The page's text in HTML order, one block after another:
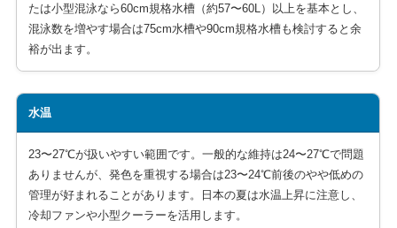
たは小型混泳なら60cm規格水槽（約57〜60L）以上を基本とし、
混泳数を増やす場合は75cm水槽や90cm規格水槽も検討すると余
裕が出ます。
水温
23〜27℃が扱いやすい範囲です。一般的な維持は24〜27℃で問題
ありませんが、発色を重視する場合は23〜24℃前後のやや低めの
管理が好まれることがあります。日本の夏は水温上昇に注意し、
冷却ファンや小型クーラーを活用します。